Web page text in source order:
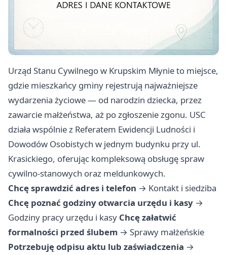
Urząd Stanu Cywilnego w Krupskim Młynie to miejsce,
gdzie mieszkańcy gminy rejestrują najważniejsze
wydarzenia życiowe — od narodzin dziecka, przez
zawarcie małżeństwa, aż po zgłoszenie zgonu. USC
działa wspólnie z Referatem Ewidencji Ludności i
Dowodów Osobistych w jednym budynku przy ul.
Krasickiego, oferując kompleksową obsługę spraw
cywilno-stanowych oraz meldunkowych.
Chcę sprawdzić adres i telefon → Kontakt i siedziba
Chcę poznać godziny otwarcia urzędu i kasy →
Godziny pracy urzędu i kasy Chcę załatwić
formalności przed ślubem → Sprawy małżeńskie
Potrzebuję odpisu aktu lub zaświadczenia →